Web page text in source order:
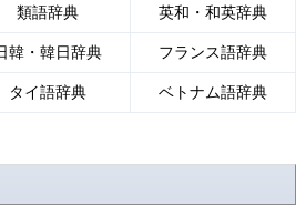
類語辞典 英和・和英辞典
韓・韓日辞典 フランス語辞典
タイ語辞典 ベトナム語辞典